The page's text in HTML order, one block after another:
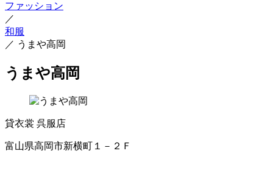
ファッション
／
和服
／ うまや高岡
うまや高岡
貸衣裳 呉服店
富山県高岡市新横町１－２Ｆ